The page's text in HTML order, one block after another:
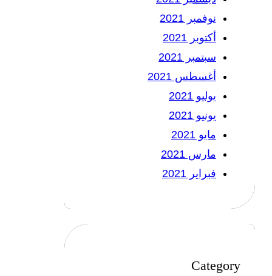
نوفمبر 2021
أكتوبر 2021
سبتمبر 2021
أغسطس 2021
يوليو 2021
يونيو 2021
مايو 2021
مارس 2021
فبراير 2021
Category